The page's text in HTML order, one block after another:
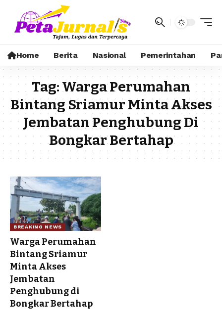
Home Berita Nasional Pemerintahan
Tag: Warga Perumahan
Bintang Sriamur Minta Akses
Jembatan Penghubung Di
Bongkar Bertahap
BREAKING NEWS
Warga Perumahan
Bintang Sriamur
Minta Akses
Jembatan
Penghubung di
Bongkar Bertahap